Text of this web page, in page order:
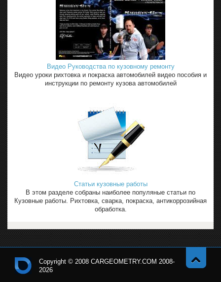
Видео Руководства по кузовному ремонту
Видео уроки рихтовка и покраска автомобилей видео пособия и
инструкции по ремонту кузова автомобилей
Статьи кузовные работы
В этом разделе собраны наиболее популяные статьи по
Кузовные работы. Рихтовка, сварка, покраска, антикоррозийная
обработка.
Copyright © 2008 CARGEOMETRY.COM 2008-
2026